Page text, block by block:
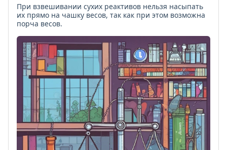
При взвешивании сухих реактивов нельзя насыпать
их прямо на чашку весов, так как при этом возможна
порча весов.